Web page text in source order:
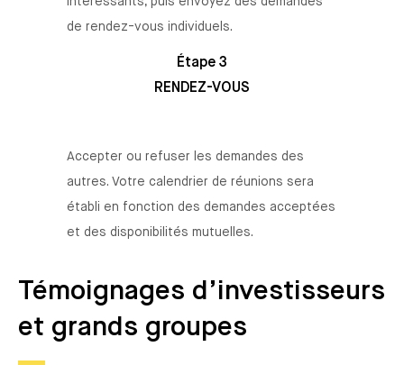
de rendez-vous individuels.
Étape 3
RENDEZ-VOUS
Accepter ou refuser les demandes des
autres. Votre calendrier de réunions sera
établi en fonction des demandes acceptées
et des disponibilités mutuelles.
Témoignages d’investisseurs
et grands groupes